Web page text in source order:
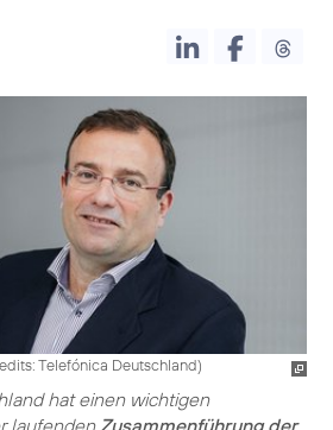
Telefónica Deutschland)
hat einen wichtigen
laufenden Zusammenführung der